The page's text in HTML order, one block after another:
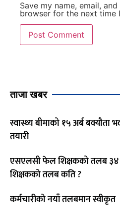
Save my name, email,
browser for the next time
ताजा खबर
स्वास्थ्य बीमाको १५ अर्ब बक्यौता
तयारी
एसएलसी फेल शिक्षकको तलब ३४
शिक्षकको तलब कति ?
कर्मचारीको नयाँ तलबमान स्वीकृत